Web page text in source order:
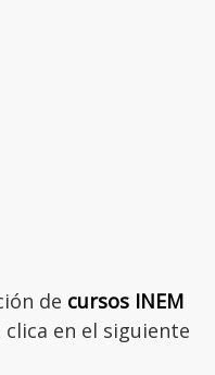
de cursos INEM
en el siguiente